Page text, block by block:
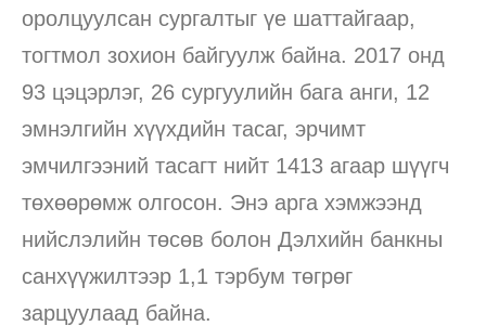
оролцуулсан сургалтыг үе шаттайгаар,
тогтмол зохион байгуулж байна. 2017 онд
93 цэцэрлэг, 26 сургуулийн бага анги, 12
эмнэлгийн хүүхдийн тасаг, эрчимт
эмчилгээний тасагт нийт 1413 агаар шүүгч
төхөөрөмж олгосон. Энэ арга хэмжээнд
нийслэлийн төсөв болон Дэлхийн банкны
санхүүжилтээр 1,1 тэрбум төгрөг
зарцуулаад байна.